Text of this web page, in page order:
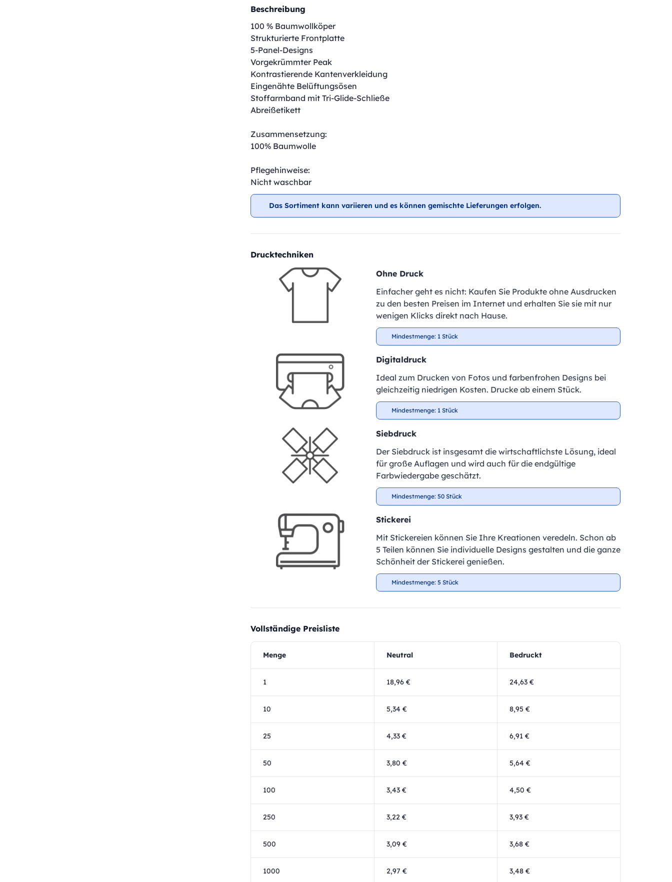
Beschreibung
100 % Baumwollköper
Strukturierte Frontplatte
5-Panel-Designs
Vorgekrümmter Peak
Kontrastierende Kantenverkleidung
Eingenähte Belüftungsösen
Stoffarmband mit Tri-Glide-Schließe
Abreißetikett
Zusammensetzung:
100% Baumwolle
Pflegehinweise:
Nicht waschbar
Das Sortiment kann variieren und es können gemischte Lieferungen erfolgen.
Drucktechniken
Ohne Druck
Einfacher geht es nicht: Kaufen Sie Produkte ohne Ausdrucken
zu den besten Preisen im Internet und erhalten Sie sie mit nur
wenigen Klicks direkt nach Hause.
Mindestmenge: 1 Stück
Digitaldruck
Ideal zum Drucken von Fotos und farbenfrohen Designs bei
gleichzeitig niedrigen Kosten. Drucke ab einem Stück.
Mindestmenge: 1 Stück
Siebdruck
Der Siebdruck ist insgesamt die wirtschaftlichste Lösung, ideal
für große Auflagen und wird auch für die endgültige
Farbwiedergabe geschätzt.
Mindestmenge: 50 Stück
Stickerei
Mit Stickereien können Sie Ihre Kreationen veredeln. Schon ab
5 Teilen können Sie individuelle Designs gestalten und die ganze
Schönheit der Stickerei genießen.
Mindestmenge: 5 Stück
Vollständige Preisliste
Menge Neutral Bedruckt
1 18,96 € 24,63 €
10 5,34 € 8,95 €
25 4,33 € 6,91 €
50 3,80 € 5,64 €
100 3,43 € 4,50 €
250 3,22 € 3,93 €
500 3,09 € 3,68 €
1000 2,97 € 3,48 €